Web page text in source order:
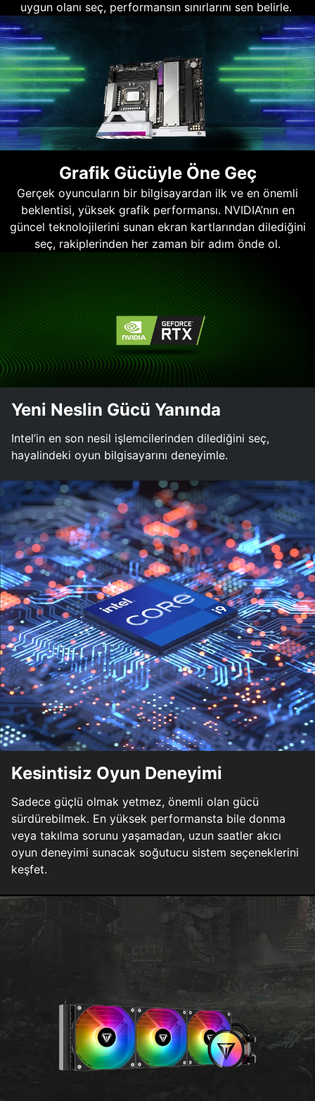
uygun olanı seç, performansın sınırlarını sen belirle.
Grafik Gücüyle Öne Geç
Gerçek oyuncuların bir bilgisayardan ilk ve en önemli
beklentisi, yüksek grafik performansı. NVIDIA’nın en
güncel teknolojilerini sunan ekran kartlarından dilediğini
seç, rakiplerinden her zaman bir adım önde ol.
Yeni Neslin Gücü Yanında
Intel’in en son nesil işlemcilerinden dilediğini seç,
hayalindeki oyun bilgisayarını deneyimle.
Kesintisiz Oyun Deneyimi
Sadece güçlü olmak yetmez, önemli olan gücü
sürdürebilmek. En yüksek performansta bile donma
veya takılma sorunu yaşamadan, uzun saatler akıcı
oyun deneyimi sunacak soğutucu sistem seçeneklerini
keşfet.